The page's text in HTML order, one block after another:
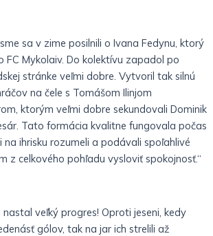
sa v zime posilnili o Ivana Fedynu, ktorý
FC Mykolaiv. Do kolektívu zapadol po
stránke veľmi dobre. Vytvoril tak silnú
na čele s Tomášom Ilinjom
ktorým veľmi dobre sekundovali Dominik
Tato formácia kvalitne fungovala počas
na ihrisku rozumeli a podávali spoľahlivé
z celkového pohľadu vysloviť spokojnosť.“
veľký progres! Oproti jeseni, kedy
gólov, tak na jar ich strelili až